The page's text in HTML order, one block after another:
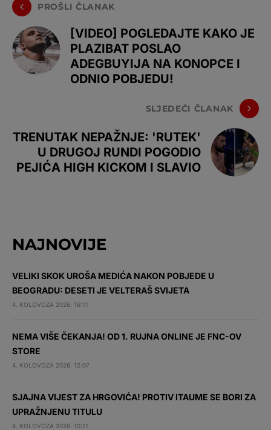
PROŠLI ČLANAK
[VIDEO] POGLEDAJTE KAKO JE
PLAZIBAT POSLAO
ADEGBUYIJA NA KONOPCE I
ODNIO POBJEDU!
SLJEDEĆI ČLANAK
TRENUTAK NEPAŽNJE: 'RUTEK'
U DRUGOJ RUNDI POGODIO
PEJIĆA HIGH KICKOM I SLAVIO
NAJNOVIJE
VELIKI SKOK UROŠA MEDIĆA NAKON POBJEDE U
BEOGRADU: DESETI JE VELTERAŠ SVIJETA
4. KOLOVOZA 2026. 16:11
NEMA VIŠE ČEKANJA! OD 1. RUJNA ONLINE JE FNC-OV
STORE
4. KOLOVOZA 2026. 12:07
SJAJNA VIJEST ZA HRGOVIĆA! PROTIV ITAUME SE BORI ZA
UPRAŽNJENU TITULU
4. KOLOVOZA 2026. 10:11